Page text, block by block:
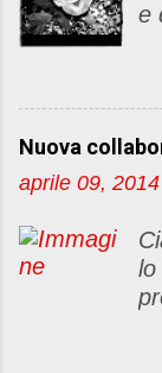
e
Nuova
aprile 09, 2014
lo